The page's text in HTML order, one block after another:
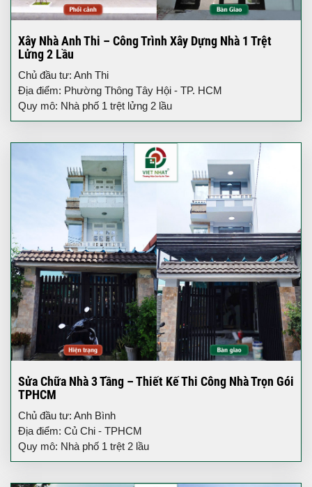
Xây Nhà Anh Thi – Công Trình Xây Dựng Nhà 1 Trệt
Lửng 2 Lầu
Chủ đầu tư: Anh Thi
Địa điểm: Phường Thông Tây Hội - TP. HCM
Quy mô: Nhà phố 1 trệt lửng 2 lầu
Sửa Chữa Nhà 3 Tầng – Thiết Kế Thi Công Nhà Trọn Gói
TPHCM
Chủ đầu tư: Anh Bình
Địa điểm: Củ Chi - TPHCM
Quy mô: Nhà phố 1 trệt 2 lầu